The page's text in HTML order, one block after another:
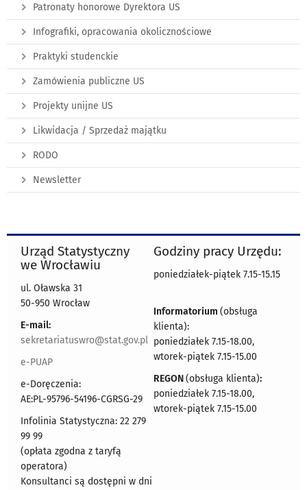
Patronaty honorowe Dyrektora US
Infografiki, opracowania okolicznościowe
Praktyki studenckie
Zamówienia publiczne US
Projekty unijne US
Likwidacja / Sprzedaż majątku
RODO
Newsletter
Urząd Statystyczny
we Wrocławiu
ul. Oławska 31
50-950 Wrocław
E-mail:
sekretariatuswro@stat.gov.pl
e-PUAP
e-Doręczenia:
AE:PL-95796-54196-CGRSG-29
Infolinia Statystyczna: 22 279
99 99
(opłata zgodna z taryfą
operatora)
Konsultanci są dostępni w dni
Godziny pracy Urzędu:
poniedziałek-piątek 7.15-15.15
Informatorium (obsługa
klienta):
poniedziałek 7.15-18.00,
wtorek-piątek 7.15-15.00
REGON(obsługa klienta):
poniedziałek 7.15-18.00,
wtorek-piątek 7.15-15.00